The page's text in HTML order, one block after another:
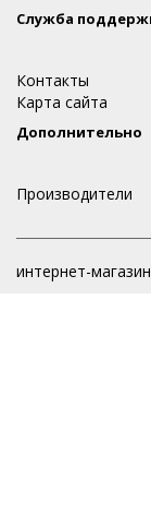
Служба
Контакты
Карта сайта
Дополнительно
Производители
интернет-